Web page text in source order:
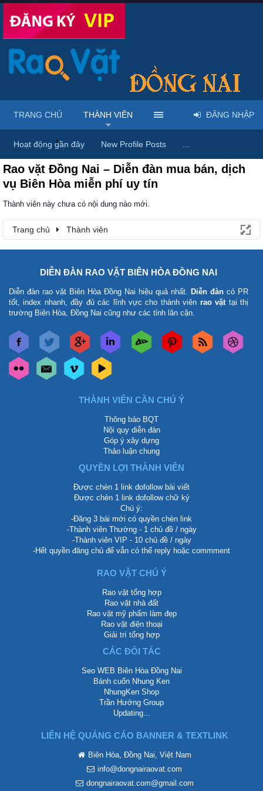
Trang chủ Thành viên
Rao vặt Đồng Nai – Diễn đàn mua bán, dịch
vụ Biên Hòa miễn phí uy tín
Thành viên này chưa có nội dung nào mới.
Trang chủ Thành viên
TRANG CHỦ THÀNH VIÊN
Hoạt động gần đây New Profile Posts
ĐĂNG NHẬP
DIỄN ĐÀN RAO VẶT BIÊN HÒA ĐỒNG NAI
Diễn đàn rao vặt Biên Hòa Đồng Nai hiệu quả nhất. Diễn đàn có PR
tốt, index nhanh, đầy đủ các lĩnh vực cho thành viên rao vặttại thị
trường Biên Hòa, Đồng Nai cũng như các tỉnh lân cận.
THÀNH VIÊN CẦN CHÚ Ý
Thông báo BQT
Nội quy diễn đàn
Góp ý xây dựng
Thảo luận chung
QUYỀN LỢI THÀNH VIÊN
Được chèn 1 link dofollow bài viết
Được chèn 1 link dofollow chữ ký
Chú ý:
-Đăng 3 bài mới có quyền chèn link
-Thành viên Thường - 1 chủ đề / ngày
-Thành viên VIP - 10 chủ đề / ngày
-Hết quyền đăng chủ để vẫn có thể reply hoặc commment
RAO VẶT CHÚ Ý
Rao vặt tổng hợp
Rao vặt nhà đất
Rao vặt mỹ phẩm làm đẹp
Rao vặt điện thoại
Giải trí tổng hợp
CÁC ĐỐI TÁC
Seo WEB Biên Hòa Đồng Nai
Bánh cuốn Nhung Ken
NhungKen Shop
Trần Hướng Group
Updating...
LIÊN HỆ QUẢNG CÁO BANNER & TEXTLINK
Biên Hòa, Đồng Nai, Việt Nam
info@dongnairaovat.com
dongnairaovat.com@gmail.com